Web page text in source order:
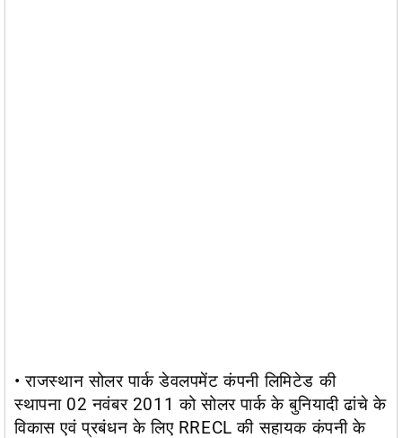
• राजस्थान सोलर पार्क डेवलपमेंट कंपनी लिमिटेड की
स्थापना 02 नवंबर 2011 को सोलर पार्क के बुनियादी ढांचे के
विकास एवं प्रबंधन के लिए RRECL की सहायक कंपनी के